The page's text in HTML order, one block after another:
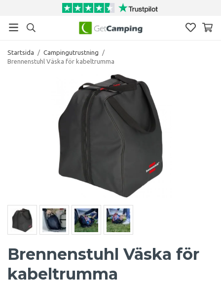
Startsida / Campingutrustning
/
Brennenstuhl Väska för kabeltrumma
Brennenstuhl Väska för
kabeltrumma